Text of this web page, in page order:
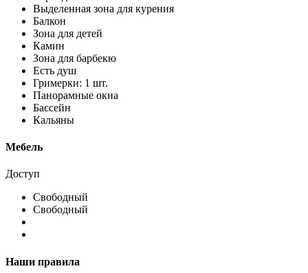
Выделенная зона для курения
Балкон
Зона для детей
Камин
Зона для барбекю
Есть душ
Гримерки: 1 шт.
Панорамные окна
Бассейн
Кальяны
Мебель
Доступ
Свободный
Свободный
Наши правила